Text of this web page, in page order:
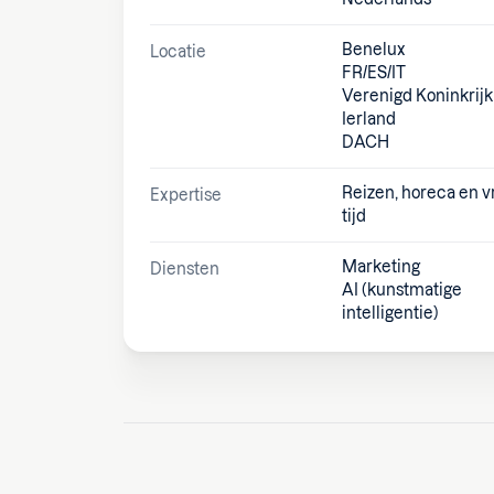
Locatie
Benelux
FR/ES/IT
Verenigd Koninkrijk
Ierland
DACH
Expertise
Reizen, horeca en
tijd
Diensten
Marketing
AI (kunstmatige
intelligentie)